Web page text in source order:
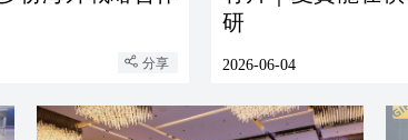
分享
研
2026-06-04